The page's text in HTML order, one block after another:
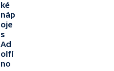
ké
náp
oje
s
Ad
olfí
no